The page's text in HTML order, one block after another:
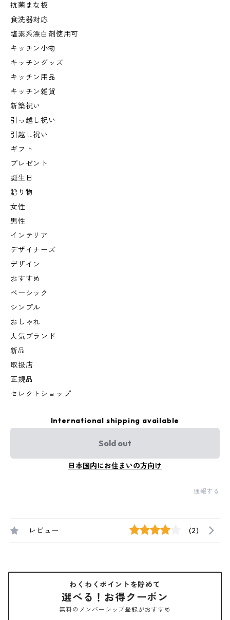
抗菌まな板
食洗器対応
塩素系漂白剤使用可
キッチン小物
キッチングッズ
キッチン用品
キッチン雑貨
新築祝い
引っ越し祝い
引越し祝い
ギフト
プレゼント
誕生日
贈り物
女性
男性
インテリア
デザイナーズ
デザイン
おすすめ
ベーシック
シンプル
おしゃれ
人気ブランド
新品
取扱店
正規品
セレクトショップ
International shipping available
Sold out
日本国内にお住まいの方向け
通報する
レビュー (2)
わくわくポイントを貯めて
選べる！お得クーポン
無料のメンバーシップ登録がおすすめ